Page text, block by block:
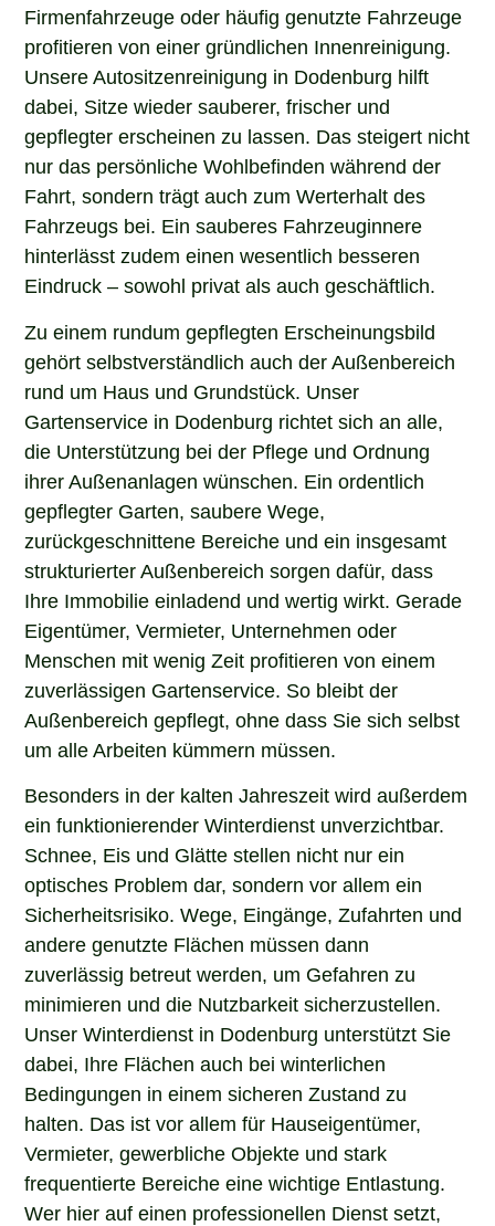
Firmenfahrzeuge oder häufig genutzte Fahrzeuge
profitieren von einer gründlichen Innenreinigung.
Unsere Autositzenreinigung in Dodenburg hilft
dabei, Sitze wieder sauberer, frischer und
gepflegter erscheinen zu lassen. Das steigert nicht
nur das persönliche Wohlbefinden während der
Fahrt, sondern trägt auch zum Werterhalt des
Fahrzeugs bei. Ein sauberes Fahrzeuginnere
hinterlässt zudem einen wesentlich besseren
Eindruck – sowohl privat als auch geschäftlich.
Zu einem rundum gepflegten Erscheinungsbild
gehört selbstverständlich auch der Außenbereich
rund um Haus und Grundstück. Unser
Gartenservice in Dodenburg richtet sich an alle,
die Unterstützung bei der Pflege und Ordnung
ihrer Außenanlagen wünschen. Ein ordentlich
gepflegter Garten, saubere Wege,
zurückgeschnittene Bereiche und ein insgesamt
strukturierter Außenbereich sorgen dafür, dass
Ihre Immobilie einladend und wertig wirkt. Gerade
Eigentümer, Vermieter, Unternehmen oder
Menschen mit wenig Zeit profitieren von einem
zuverlässigen Gartenservice. So bleibt der
Außenbereich gepflegt, ohne dass Sie sich selbst
um alle Arbeiten kümmern müssen.
Besonders in der kalten Jahreszeit wird außerdem
ein funktionierender Winterdienst unverzichtbar.
Schnee, Eis und Glätte stellen nicht nur ein
optisches Problem dar, sondern vor allem ein
Sicherheitsrisiko. Wege, Eingänge, Zufahrten und
andere genutzte Flächen müssen dann
zuverlässig betreut werden, um Gefahren zu
minimieren und die Nutzbarkeit sicherzustellen.
Unser Winterdienst in Dodenburg unterstützt Sie
dabei, Ihre Flächen auch bei winterlichen
Bedingungen in einem sicheren Zustand zu
halten. Das ist vor allem für Hauseigentümer,
Vermieter, gewerbliche Objekte und stark
frequentierte Bereiche eine wichtige Entlastung.
Wer hier auf einen professionellen Dienst setzt,